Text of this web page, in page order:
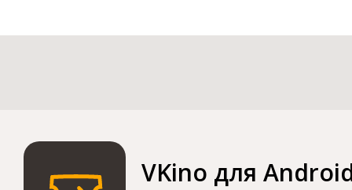
VKino для